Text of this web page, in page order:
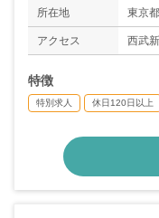
◇産
◇育
◇慶
所在地 東京
アクセス 西武
特徴
特別求人 休日120日以上